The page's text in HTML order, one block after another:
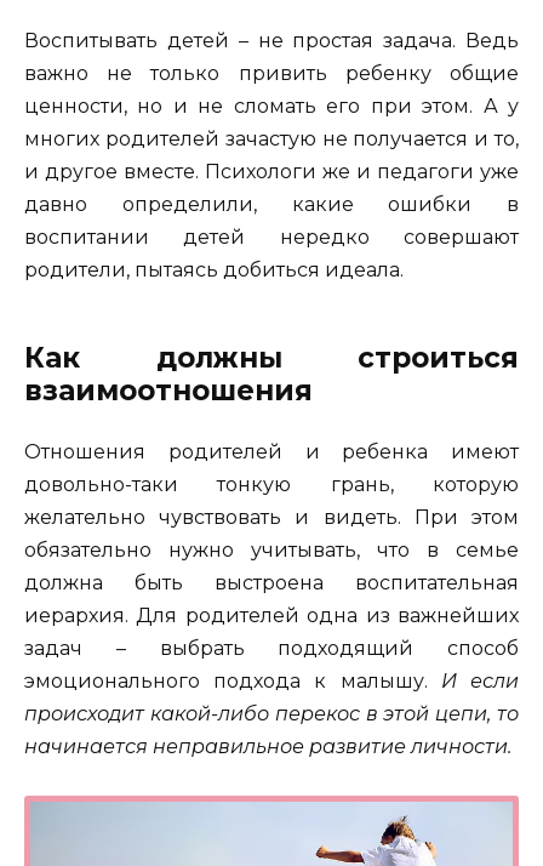
Воспитывать детей – не простая задача. Ведь
важно не только привить ребенку общие
ценности, но и не сломать его при этом. А у
многих родителей зачастую не получается и то,
и другое вместе. Психологи же и педагоги уже
давно определили, какие ошибки в
воспитании детей нередко совершают
родители, пытаясь добиться идеала.
Как должны строиться
взаимоотношения
Отношения родителей и ребенка имеют
довольно-таки тонкую грань, которую
желательно чувствовать и видеть. При этом
обязательно нужно учитывать, что в семье
должна быть выстроена воспитательная
иерархия. Для родителей одна из важнейших
задач – выбрать подходящий способ
эмоционального подхода к малышу. И если
происходит какой-либо перекос в этой цепи, то
начинается неправильное развитие личности.